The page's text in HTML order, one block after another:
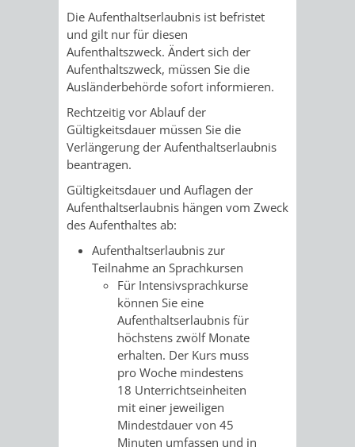
FÜR
SOZIALE
Die Aufenthaltserlaubnis ist befristet
und gilt nur für diesen
Aufenthaltszweck. Ändert sich der
Aufenthaltszweck, müssen Sie die
Ausländerbehörde sofort informieren.
Rechtzeitig vor Ablauf der
Gültigkeitsdauer müssen Sie die
Verlängerung der Aufenthaltserlaubnis
beantragen.
Gültigkeitsdauer und Auflagen der
Aufenthaltserlaubnis hängen vom Zweck
des Aufenthaltes ab:
Aufenthaltserlaubnis zur
Teilnahme an Sprachkursen
Für Intensivsprachkurse
können Sie eine
Aufenthaltserlaubnis für
höchstens zwölf Monate
erhalten. Der Kurs muss
pro Woche mindestens
18 Unterrichtseinheiten
mit einer jeweiligen
Mindestdauer von 45
Minuten umfassen und in